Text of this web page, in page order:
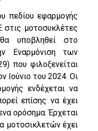
πεδίου εφαρμογής
μοτοσυκλέτες
υποβληθεί στο
Εναρμόνιση των
που φιλοξενείται
Ιούνιο του 2024. Οι
ενδέχεται να
επίσης να έχει
ορόσημα. Έρχεται
μοτοσικλετών έχει